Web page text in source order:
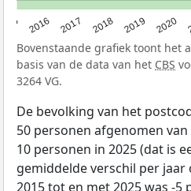
2016 2017 2018 2019 2020
Bovenstaande grafiek toont het
basis van de data van het CBS
3264 VG.
De bevolking van het
50 personen afgenomen
10 personen in 2025 (dat is
gemiddelde verschil per jaar
2015 tot en met 2025 was -5